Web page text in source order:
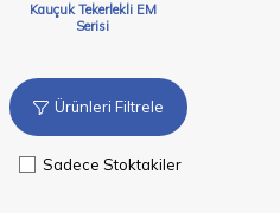
Kauçuk Tekerlekli EM
Serisi
Ürünleri Filtrele
Sadece Stoktakiler